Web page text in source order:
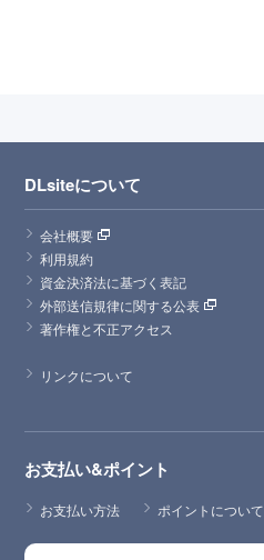
DLsiteについて
会社概要
利用規約
資金決済法に基づく表記
外部送信規律に関する公表
著作権と不正アクセス
リンクについて
お支払い&ポイント
お支払い方法 ポイントについて